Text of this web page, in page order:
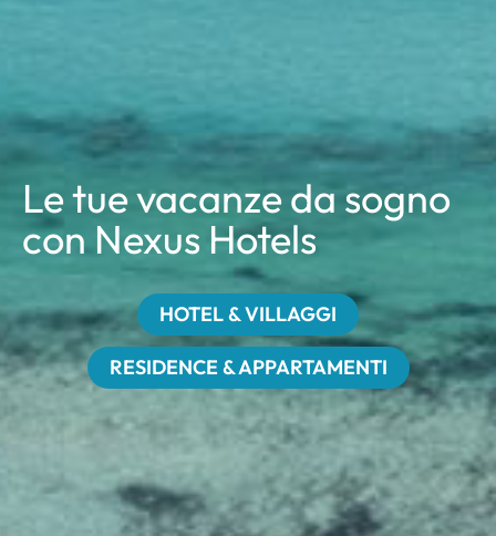
Le tue vacanze da sogno
con Nexus Hotels
HOTEL & VILLAGGI
RESIDENCE & APPARTAMENTI